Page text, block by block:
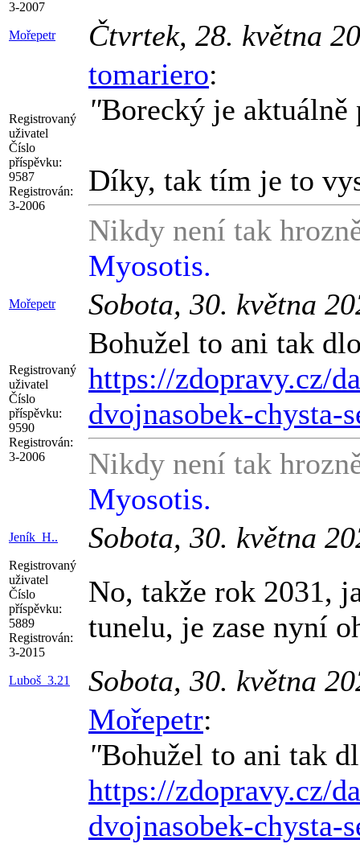
3-2007
Mořepetr Čtvrtek, 28. května
Registrovaný
uživatel
Číslo
příspěvku:
9587
Registrován:
3-2006
tomariero:
"Borecký je aktuálně
Díky, tak tím je to
Nikdy není tak
Myosotis.
Mořepetr Sobota, 30. května
Registrovaný
uživatel
Číslo
příspěvku:
9590
Registrován:
3-2006
Bohužel to ani tak
https://zdopravy.cz/
dvojnasobek-chysta-
Nikdy není tak
Myosotis.
Jeník_H.. Sobota, 30. května
Registrovaný
uživatel
Číslo
příspěvku:
5889
Registrován:
3-2015
No, takže rok 2031,
tunelu, je zase nyní
Luboš_3.21 Sobota, 30. května
Mořepetr:
"Bohužel to ani tak
https://zdopravy.cz/
dvojnasobek-chysta-